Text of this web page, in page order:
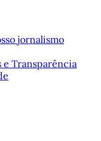
jornalismo
Transparência